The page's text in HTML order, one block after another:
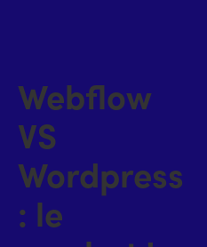
Webflow
VS
Wordpress
: le